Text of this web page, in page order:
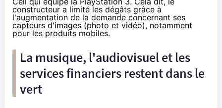
constructeur a limité les dégâts grâce à
l'augmentation de la demande concernant ses
capteurs d'images (photo et vidéo), notamment
pour les produits mobiles.
La musique, l'audiovisuel et les
services financiers restent dans le
vert